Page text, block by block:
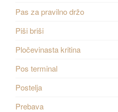
Pas za pravilno držo
Piši briši
Pločevinasta kritina
Pos terminal
Postelja
Prebava